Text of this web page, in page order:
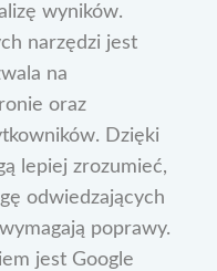
wyników.
narzędzi jest
na
oraz
Dzięki
lepiej zrozumieć,
odwiedzających
poprawy.
jest Google